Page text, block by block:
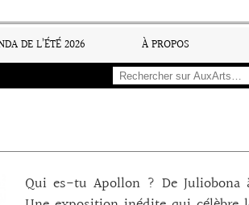
DE L’ÉTÉ 2026 À PROPOS
Qui es-tu Apollon ? De Juliobona